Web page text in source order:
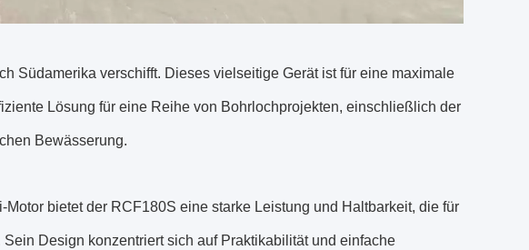
Südamerika verschifft. Dieses vielseitige Gerät ist für eine maximale
Lösung für eine Reihe von Bohrlochprojekten, einschließlich der
Bewässerung.
bietet der RCF180S eine starke Leistung und Haltbarkeit, die für
Design konzentriert sich auf Praktikabilität und einfache